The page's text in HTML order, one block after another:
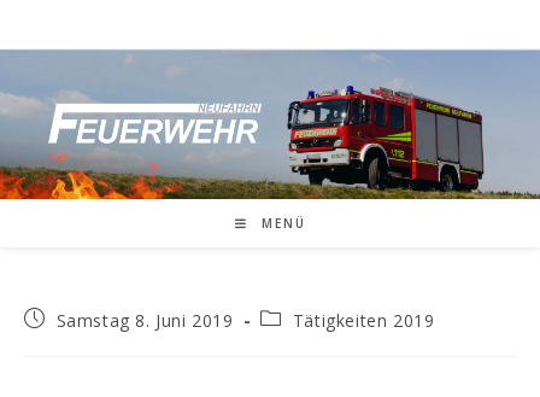
MENÜ
Samstag 8. Juni 2019 Tätigkeiten 2019